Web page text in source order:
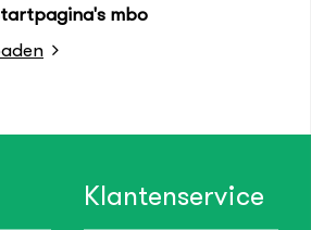
mbo
Klantenservice